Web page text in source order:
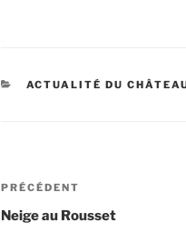
CATÉGORIES
ACTUALITÉ DU
Navigation
de
Article
précédent
PRÉCÉDENT
Neige au Rousset